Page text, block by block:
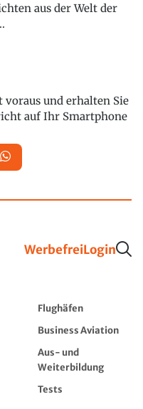
aus der Welt der
und erhalten Sie
auf Ihr Smartphone
WerbefreiLogin
Flughäfen
Business Aviation
Aus- und
Weiterbildung
Tests